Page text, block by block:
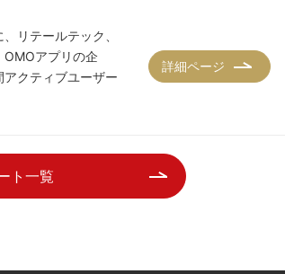
リテールテック、
アプリの企
クティブユーザー
詳細ページ
ト一覧